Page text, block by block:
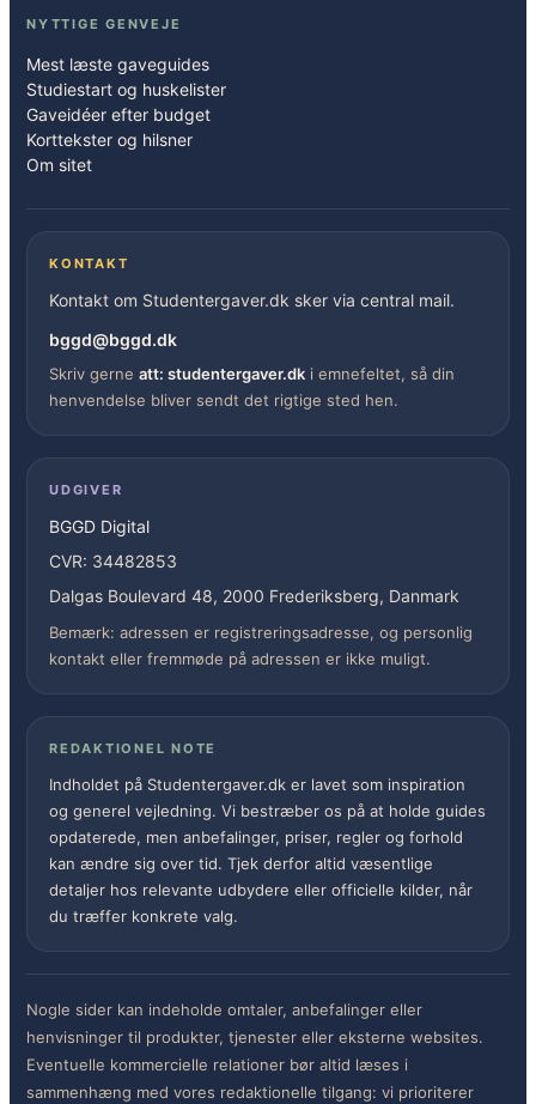
NYTTIGE GENVEJE
Mest læste gaveguides
Studiestart og huskelister
Gaveidéer efter budget
Korttekster og hilsner
Om sitet
KONTAKT
Kontakt om Studentergaver.dk sker via central mail.
bggd@bggd.dk
Skriv gerne att: studentergaver.dk i emnefeltet, så din
henvendelse bliver sendt det rigtige sted hen.
UDGIVER
BGGD Digital
CVR: 34482853
Dalgas Boulevard 48, 2000 Frederiksberg, Danmark
Bemærk: adressen er registreringsadresse, og personlig
kontakt eller fremmøde på adressen er ikke muligt.
REDAKTIONEL NOTE
Indholdet på Studentergaver.dk er lavet som inspiration
og generel vejledning. Vi bestræber os på at holde guides
opdaterede, men anbefalinger, priser, regler og forhold
kan ændre sig over tid. Tjek derfor altid væsentlige
detaljer hos relevante udbydere eller officielle kilder, når
du træffer konkrete valg.
Nogle sider kan indeholde omtaler, anbefalinger eller
henvisninger til produkter, tjenester eller eksterne websites.
Eventuelle kommercielle relationer bør altid læses i
sammenhæng med vores redaktionelle tilgang: vi prioriterer